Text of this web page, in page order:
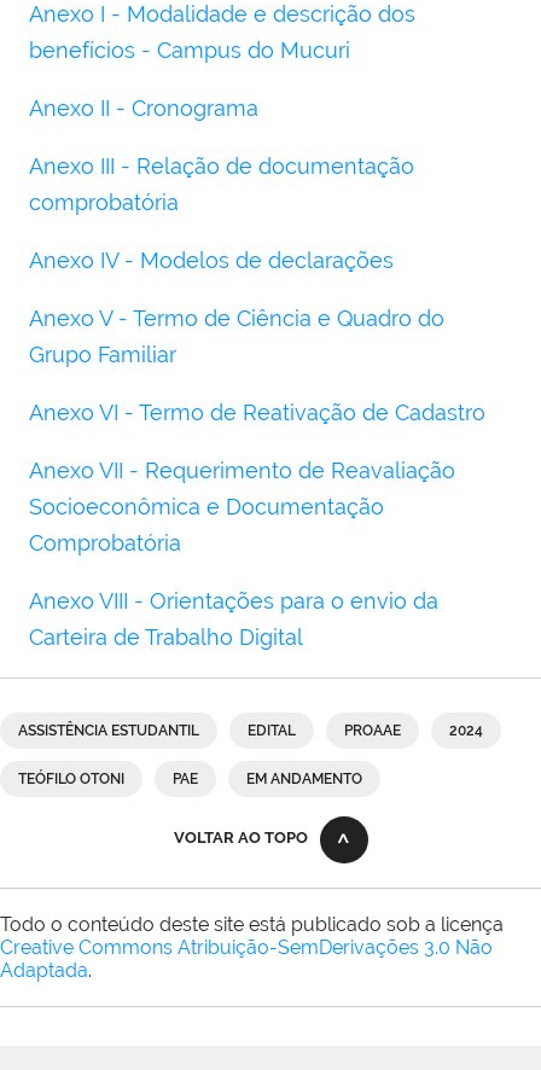
Anexo I - Modalidade e descrição dos
benefícios - Campus do Mucuri
Anexo II - Cronograma
Anexo III - Relação de documentação
comprobatória
Anexo IV - Modelos de declarações
Anexo V - Termo de Ciência e Quadro do
Grupo Familiar
Anexo VI - Termo de Reativação de Cadastro
Anexo VII - Requerimento de Reavaliação
Socioeconômica e Documentação
Comprobatória
Anexo VIII - Orientações para o envio da
Carteira de Trabalho Digital
ASSISTÊNCIA ESTUDANTIL EDITAL PROAAE 2024
TEÓFILO OTONI PAE EM ANDAMENTO
VOLTAR AO TOPO
Todo o conteúdo deste site está publicado sob a licença
Creative Commons Atribuição-SemDerivações 3.0 Não
Adaptada.